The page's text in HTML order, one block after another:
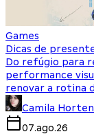
Games
Dicas de
Do refúgio para
performance
renovar a rotina
Camila
07.ago.26